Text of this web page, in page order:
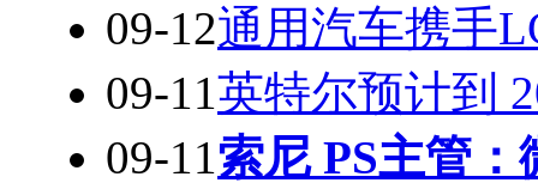
09-12通用汽车携手
09-11英特尔预计到
09-11索尼 PS主管